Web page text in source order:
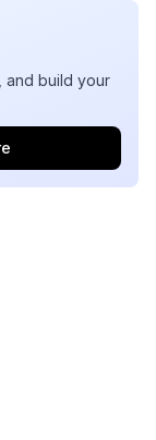
and build your